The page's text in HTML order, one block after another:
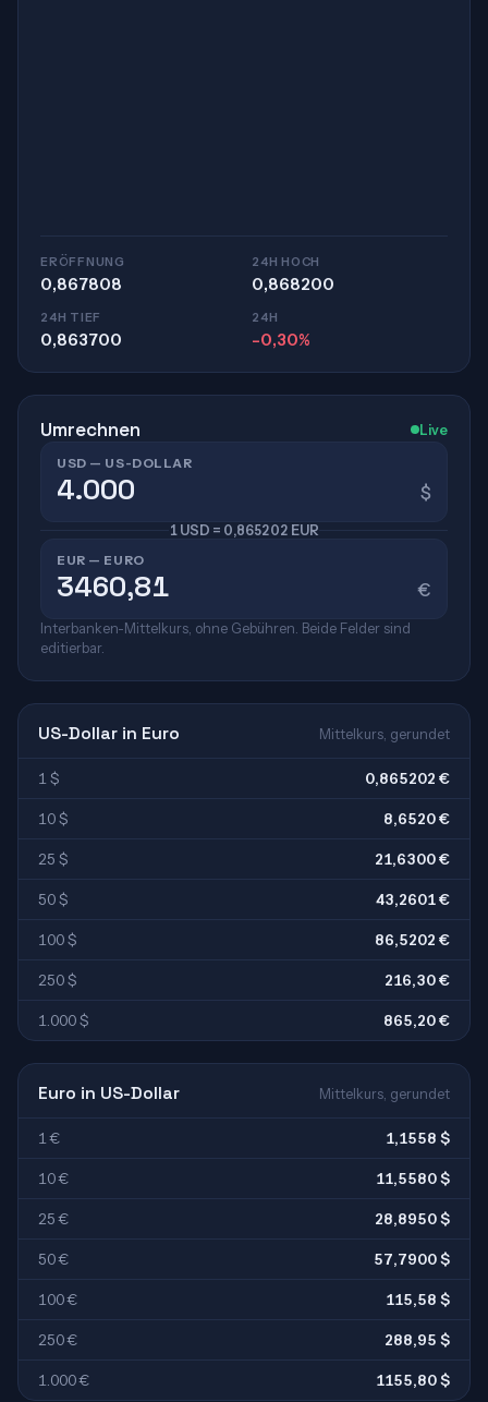
ERÖFFNUNG
0,867808
24H HOCH
0,868200
24H TIEF
0,863700
24H
-0,30%
Umrechnen Live
USD — US-DOLLAR
$
1 USD = 0,865202 EUR
EUR — EURO
€
Interbanken-Mittelkurs, ohne Gebühren. Beide Felder sind
editierbar.
US-Dollar in Euro Mittelkurs, gerundet
1 $ 0,865202 €
10 $ 8,6520 €
25 $ 21,6300 €
50 $ 43,2601 €
100 $ 86,5202 €
250 $ 216,30 €
1.000 $ 865,20 €
Euro in US-Dollar Mittelkurs, gerundet
1 € 1,1558 $
10 € 11,5580 $
25 € 28,8950 $
50 € 57,7900 $
100 € 115,58 $
250 € 288,95 $
1.000 € 1155,80 $